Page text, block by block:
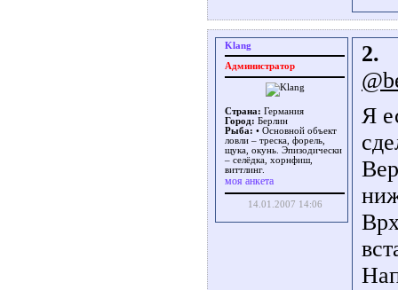
Klang
Администратор
Страна: Германия
Город: Берлин
Рыба: • Основной объект
ловли – треска, форель,
щука, окунь. Эпизодически
– селёдка, хорнфиш,
виттлинг.
моя анкета
14.01.2007 14:06
2.
Я